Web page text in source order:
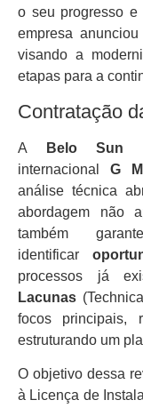
o seu progresso
empresa
visando a
etapas para a
Contratação
A Belo Sun
internacional G
análise técnica
abordagem não
também
identificar
processos já
Lacunas
focos principais,
estruturando um
O objetivo dessa
à Licença de